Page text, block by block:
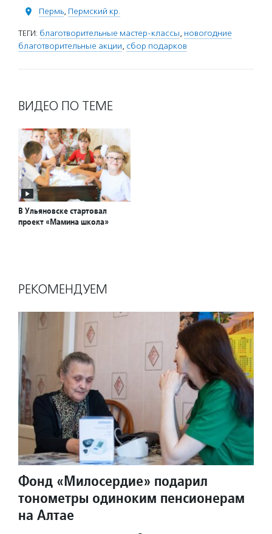
Пермь, Пермский кр.
ТЕГИ: благотворительные мастер-классы, новогодние
благотворительные акции, сбор подарков
ВИДЕО ПО ТЕМЕ
В Ульяновске стартовал
проект «Мамина школа»
РЕКОМЕНДУЕМ
Фонд «Милосердие» подарил
тонометры одиноким пенсионерам
на Алтае